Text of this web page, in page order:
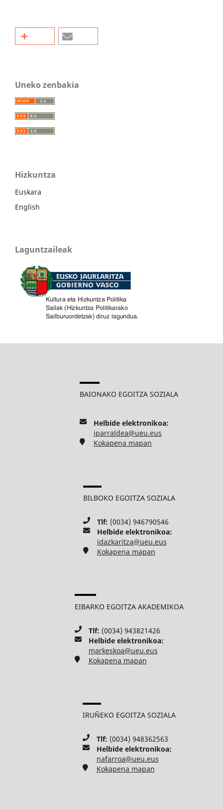
Uneko zenbakia
Hizkuntza
Euskara
English
Laguntzaileak
BAIONAKO EGOITZA SOZIALA
Helbide elektronikoa:
iparraldea@ueu.eus
Kokapena mapan
BILBOKO EGOITZA SOZIALA
Tlf: (0034) 946790546
Helbide elektronikoa:
idazkaritza@ueu.eus
Kokapena mapan
EIBARKO EGOITZA AKADEMIKOA
Tlf: (0034) 943821426
Helbide elektronikoa:
markeskoa@ueu.eus
Kokapena mapan
IRUÑEKO EGOITZA SOZIALA
Tlf: (0034) 948362563
Helbide elektronikoa:
nafarroa@ueu.eus
Kokapena mapan